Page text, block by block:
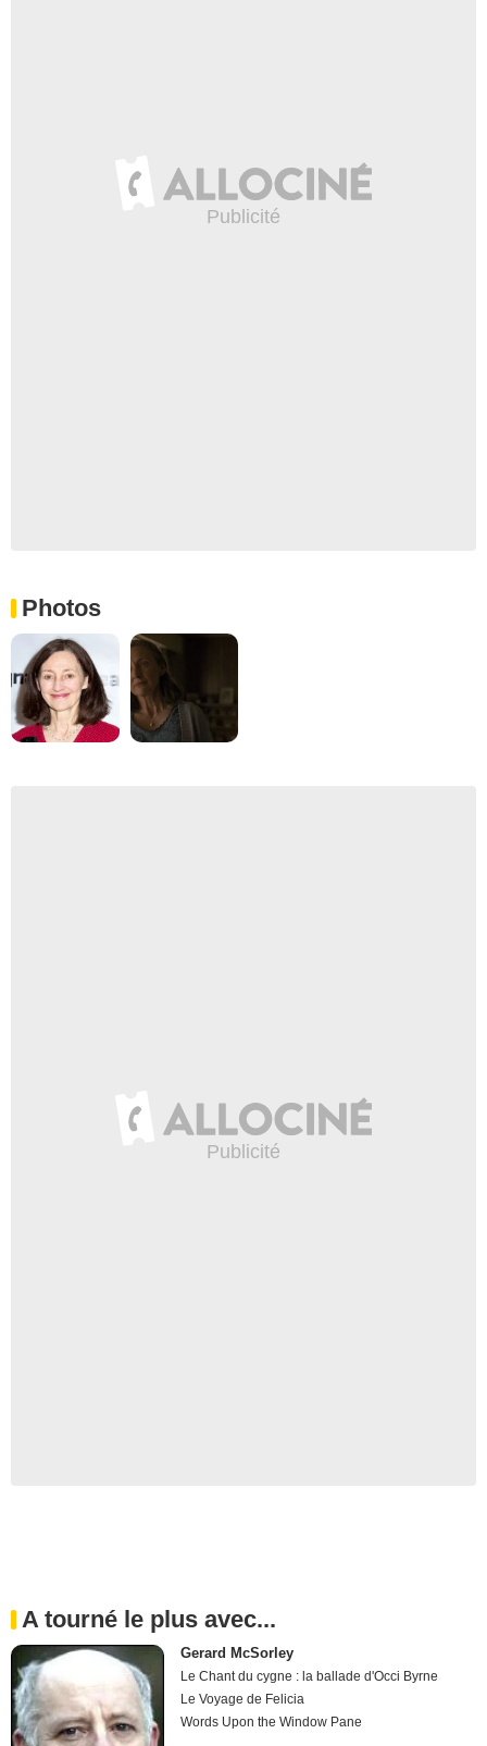
Photos
A tourné le plus avec...
Gerard McSorley
Le Chant du cygne : la ballade d'Occi Byrne
Le Voyage de Felicia
Words Upon the Window Pane